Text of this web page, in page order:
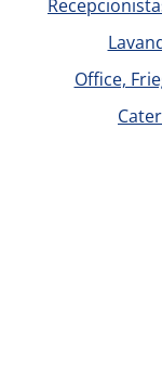
Office,